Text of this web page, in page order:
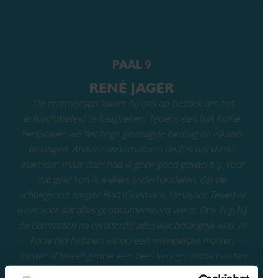
PAAL 9
RENÉ JAGER
"De rentmeester kwam bij ons op bezoek om het
erfpachtbeleid te bespreken. Tijdens een bak koffie
bespraken we het hoge gevraagde bedrag en elkaars
belangen. Andere ondernemers deden het via de
makelaar, maar daar had ik geen goed gevoel bij. Voor
dat geld kon ik weken onderhandelen. Op de
achtergrond zorgde Bart (Goemans, Omnyacc Texel) er
weer voor dat alles gedocumenteerd werd. Ook liep hij
de contracten na en filterde alles wat belangrijk was. In
korte tijd hebben we op een vriendelijke manier,
zonder al teveel gedoe, een heel keurig contract weten